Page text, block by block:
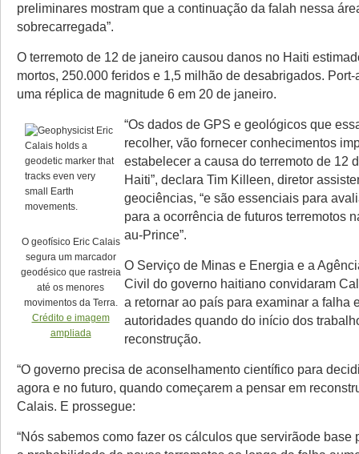
preliminares mostram que a continuação da falah nessa
sobrecarregada”.
O terremoto de 12 de janeiro causou danos no Haiti
mortos, 250.000 feridos e 1,5 milhão de desabrigados.
uma réplica de magnitude 6 em 20 de janeiro.
O geofísico Eric Calais
segura um marcador
geodésico que rastreia
até os menores
movimentos da Terra.
Crédito e imagem
ampliada
“Os dados de GPS e geológicos que
recolher, vão fornecer conhecimentos
estabelecer a causa do terremoto de 12
Haiti”, declara Tim Killeen, diretor
geociências, “e são essenciais para
para a ocorrência de futuros terremotos
au-Prince”.
O Serviço de Minas e Energia e a
Civil do governo haitiano convidaram
a retornar ao país para examinar a falha
autoridades quando do início dos
reconstrução.
“O governo precisa de aconselhamento científico para
agora e no futuro, quando começarem a pensar em
Calais. E prossegue:
“Nós sabemos como fazer os cálculos que servirãode base